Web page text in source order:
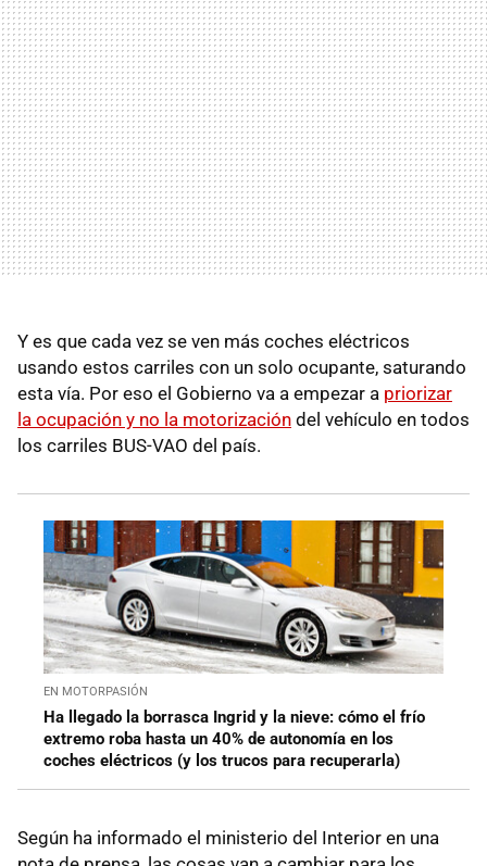
Y es que cada vez se ven más coches eléctricos
usando estos carriles con un solo ocupante, saturando
esta vía. Por eso el Gobierno va a empezar a priorizar
la ocupación y no la motorización del vehículo en todos
los carriles BUS-VAO del país.
EN MOTORPASIÓN
Ha llegado la borrasca Ingrid y la nieve: cómo el frío
extremo roba hasta un 40% de autonomía en los
coches eléctricos (y los trucos para recuperarla)
Según ha informado el ministerio del Interior en una